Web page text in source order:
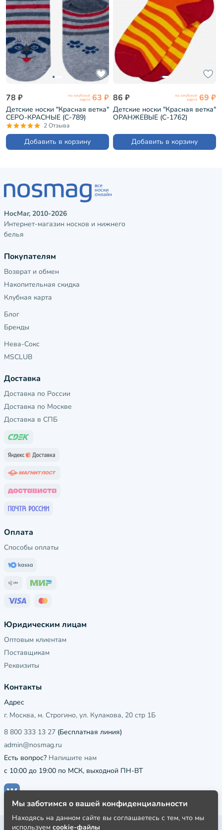
78 ₽ по клубной
карте 63 ₽
Детские носки "Красная ветка"
СЕРО-КРАСНЫЕ (С-789)
2 Отзыва
Добавить в корзину
86 ₽ по клубной
карте 69 ₽
Детские носки "Красная ветка"
ОРАНЖЕВЫЕ (С-1762)
Добавить в корзину
НосМаг, 2010-2026
Интернет-магазин носков и нижнего
белья
Покупателям
Возврат и обмен
Накопительная скидка
Клубная карта
Блог
Бренды
Нева-Сокс
MSCLUB
Доставка
Доставка по России
Доставка по Москве
Доставка в СПБ
Оплата
Способы оплаты
Юридическим лицам
Оптовым клиентам
Поставщикам
Реквизиты
Контакты
Адрес
г. Москва, м. Строгино, ул. Кулакова, 20 стр 1Б
8 800 333 13 27 (Бесплатная линия)
admin@nosmag.ru
Есть вопрос? Напишите нам
с 10:00 до 19:00 по МСК, выходной ПН-ВТ
Публичная оферта
Мы заботимся о вашей конфиденциальности
Находясь на данном сайте вы соглашаетесь с тем, что мы
используем cookie-файлы